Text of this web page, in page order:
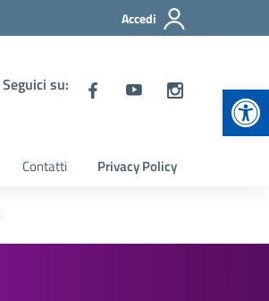
Accedi
Seguici su:
Contatti Privacy Policy